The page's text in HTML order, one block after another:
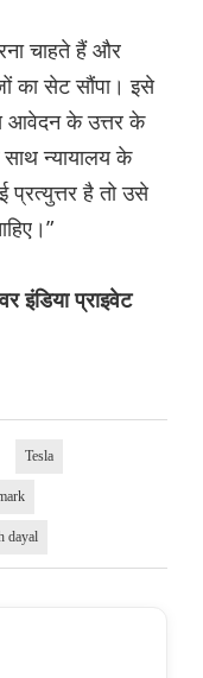
चाहते हैं और
का सेट सौंपा। इसे
आवेदन के उत्तर के
न्यायालय के
प्रत्युत्तर है तो उसे
इंडिया प्राइवेट
Tesla
dayal